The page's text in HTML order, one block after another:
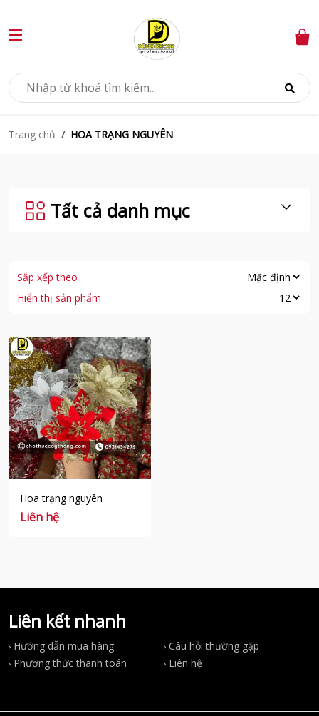
Trang chủ HOA TRẠNG NGUYÊN
Tất cả danh mục
Sắp xếp theo
Hiển thị sản phẩm
Hoa trạng nguyên
Liên hệ
Liên kết nhanh
Hướng dẫn mua hàng
Câu hỏi thường gặp
Phương thức thanh toán
Liên hệ